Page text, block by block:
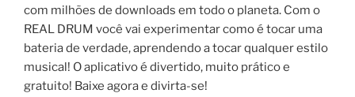
com milhões de downloads em todo o planeta. Com o
REAL DRUM você vai experimentar como é tocar uma
bateria de verdade, aprendendo a tocar qualquer estilo
musical! O aplicativo é divertido, muito prático e
gratuito! Baixe agora e divirta-se!